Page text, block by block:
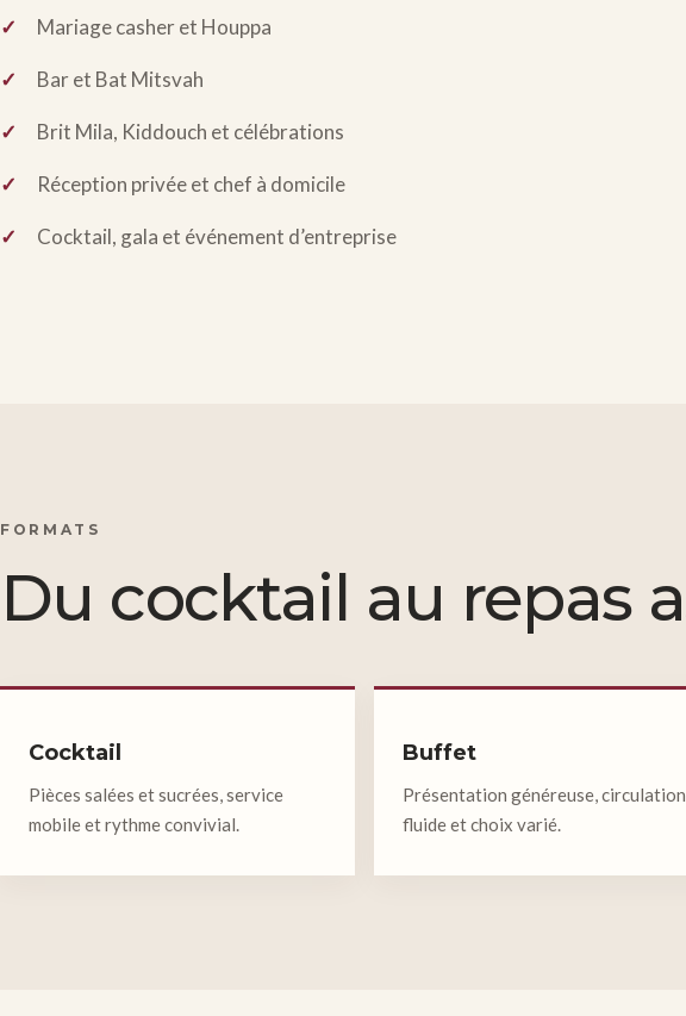
Mariage casher et Houppa
Bar et Bat Mitsvah
Brit Mila, Kiddouch et célébrations
Réception privée et chef à domicile
Cocktail, gala et événement d’entreprise
FORMATS
Du cocktail au repas
Cocktail
Pièces salées et sucrées, service
mobile et rythme convivial.
Buffet
Présentation généreuse, circulation
fluide et choix varié.